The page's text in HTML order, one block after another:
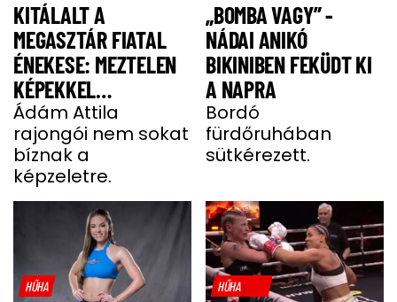
KITÁLALT A
MEGASZTÁR FIATAL
ÉNEKESE: MEZTELEN
KÉPEKKEL
HALMOZZÁK EL A
RAJONGÓI
Ádám Attila
rajongói nem sokat
bíznak a
képzeletre.
„BOMBA VAGY” -
NÁDAI ANIKÓ
BIKINIBEN FEKÜDT KI
A NAPRA
Bordó
fürdőruhában
sütkérezett.
HŰHA HŰHA